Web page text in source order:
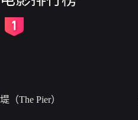
堤（The Pier）